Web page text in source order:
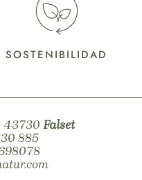
SOSTENIBILIDAD
43730 Falset
885